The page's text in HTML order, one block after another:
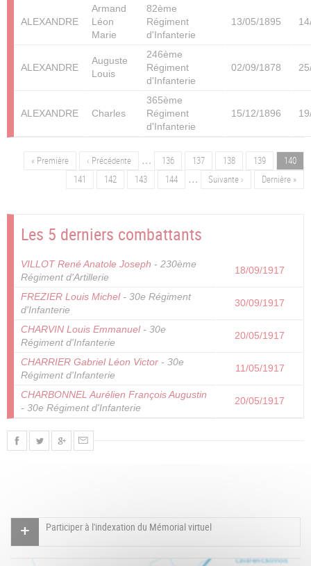
ALEXANDRE
Armand
Léon
Marie
82ème
Régiment
d'Infanterie
13/05/1895
ALEXANDRE
Auguste
Louis
246ème
Régiment
d'Infanterie
02/09/1878
ALEXANDRE Charles
365ème
Régiment
d'Infanterie
15/12/1896
Pagination
Première
« Première
Page
‹ Précédente … Page
136 Page
137 Page
138 Page
139 Page
140
Page
141 Page
142 Page
143 Page
144 …
Page
Suivante ›
Dernière
Dernière »
Les 5 derniers combattants
VILLOT René Anatole Joseph - 230ème
Régiment d'Artillerie
18/09/1917
FREZIER Louis Michel- 30e Régiment
d'Infanterie
30/09/1917
CHARVIN Louis Emmanuel- 30e
Régiment d'Infanterie
20/05/1917
CHARRIER Gabriel Léon Victor - 30e
Régiment d'Infanterie
11/05/1917
CHARBONNEL Aurélien François Augustin
- 30e Régiment d'Infanterie
20/05/1917
Participer à l'indexation du Mémorial virtuel